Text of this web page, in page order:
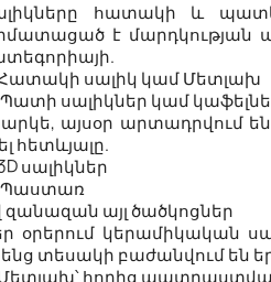
հատակի և
է մարդկության
Հատակի սալիկ կամ Մետլախ
սալիկներ կամ
այսօր արտադրվում
հետևյալը.
սալիկներ
Պաստառ
զանազան այլ ծածկոցներ
օրերում կերամիկական
տեսակի բաժանվում են
Մետլախ՝ հողից